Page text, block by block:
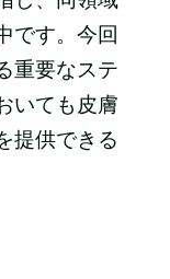
です。今回
重要なステ
いても皮膚
提供できる